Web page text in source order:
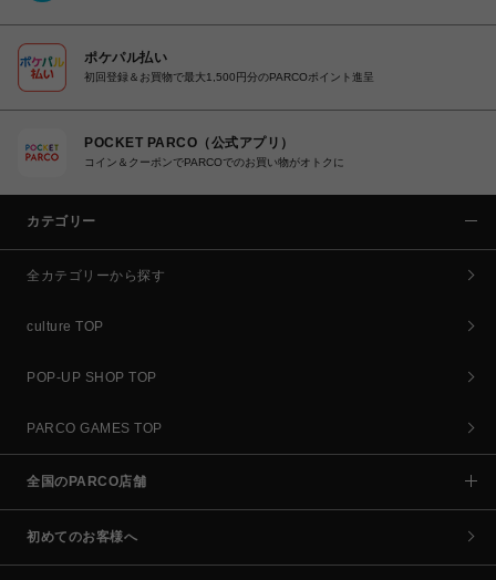
ポケパル払い
初回登録＆お買物で最大1,500円分のPARCOポイント進呈
POCKET PARCO（公式アプリ）
コイン＆クーポンでPARCOでのお買い物がオトクに
カテゴリー
全カテゴリーから探す
culture TOP
POP-UP SHOP TOP
PARCO GAMES TOP
全国のPARCO店舗
初めてのお客様へ